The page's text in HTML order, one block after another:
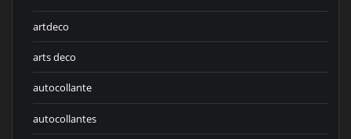
artdeco
arts deco
autocollante
autocollantes